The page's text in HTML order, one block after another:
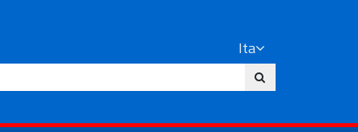
Ita